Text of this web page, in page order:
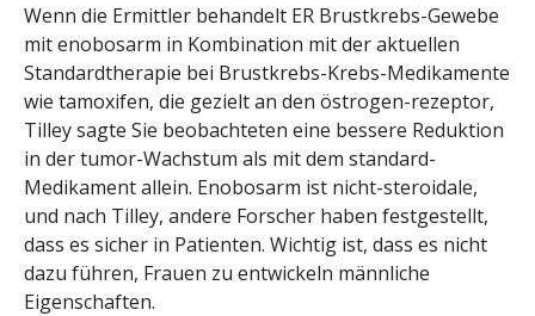
Wenn die Ermittler behandelt ER Brustkrebs-Gewebe
mit enobosarm in Kombination mit der aktuellen
Standardtherapie bei Brustkrebs-Krebs-Medikamente
wie tamoxifen, die gezielt an den östrogen-rezeptor,
Tilley sagte Sie beobachteten eine bessere Reduktion
in der tumor-Wachstum als mit dem standard-
Medikament allein. Enobosarm ist nicht-steroidale,
und nach Tilley, andere Forscher haben festgestellt,
dass es sicher in Patienten. Wichtig ist, dass es nicht
dazu führen, Frauen zu entwickeln männliche
Eigenschaften.